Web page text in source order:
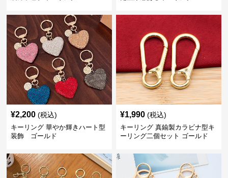
¥2,200 (税込)
キーリング 華やか輝きハート型
装飾 ゴールド
¥1,990 (税込)
キーリング 真鍮製カラビナ型キ
ーリング二個セット ゴールド